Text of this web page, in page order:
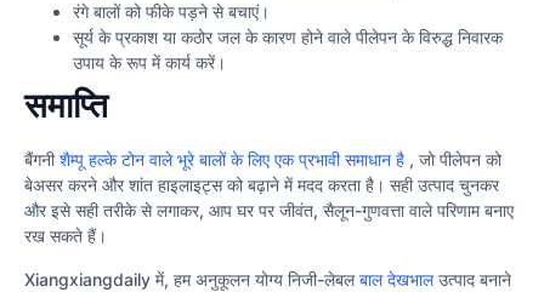
रंगे बालों को फीके पड़ने से बचाएं।
सूर्य के प्रकाश या कठोर जल के कारण होने वाले पीलेपन के विरुद्ध निवारक
उपाय के रूप में कार्य करें।
समाप्ति
बैंगनीशैम्पू हल्के टोन वाले भूरे बालों के लिए एक प्रभावी समाधान है , जो पीलेपन को
बेअसर करने और शांत हाइलाइट्स को बढ़ाने में मदद करता है। सही उत्पाद चुनकर
और इसे सही तरीके से लगाकर, आप घर पर जीवंत, सैलून-गुणवत्ता वाले परिणाम बनाए
रख सकते हैं।
Xiangxiangdaily में, हम अनुकूलन योग्य निजी-लेबलबाल देखभालउत्पाद बनाने